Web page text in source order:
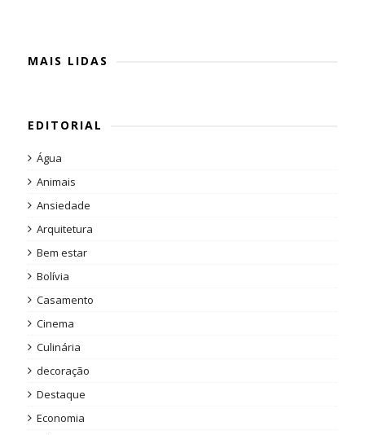
MAIS LIDAS
EDITORIAL
Água
Animais
Ansiedade
Arquitetura
Bem estar
Bolívia
Casamento
Cinema
Culinária
decoração
Destaque
Economia